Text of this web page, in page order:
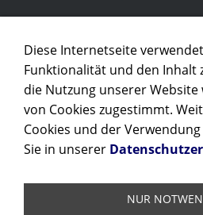
Diese Internetseite
Funktionalität und den Inhalt
die Nutzung unserer
von Cookies zugestimmt.
Cookies und der
Sie in unserer
NUR